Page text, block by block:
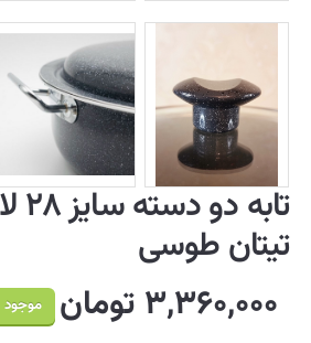
تیتان طوسی
۳,۳۶۰,۰۰۰ تومان
موجود